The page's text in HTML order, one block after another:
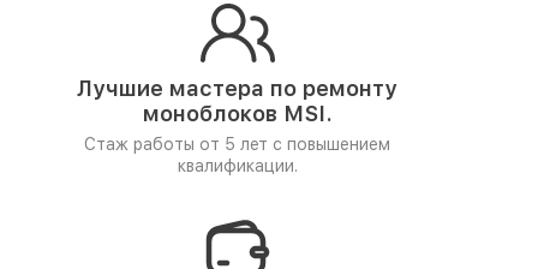
Лучшие мастера по ремонту
моноблоков MSI.
Стаж работы от 5 лет с повышением
квалификации.